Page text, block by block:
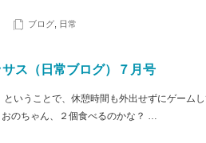
ブログ 日常
ス（日常ブログ）７月号
ということで、休憩時間も外出せずにゲーム
のちゃん、２個食べるのかな？ …